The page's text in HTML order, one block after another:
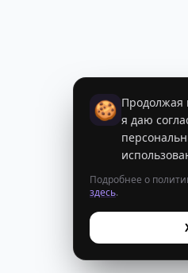
🍪 Продолжая
я даю
Подробнее о
здесь.